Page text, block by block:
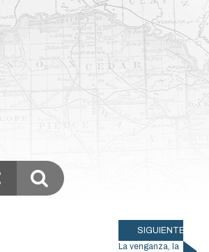
SIGUIENTE
La venganza, la